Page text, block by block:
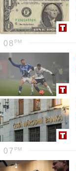
08
07